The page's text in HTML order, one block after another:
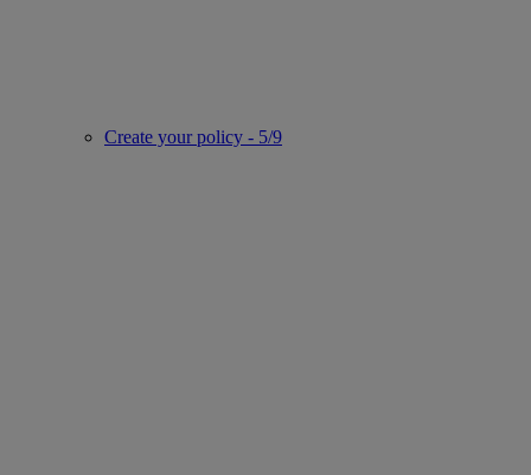
Create your policy - 5/9